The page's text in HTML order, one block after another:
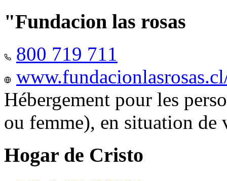
"Fundacion las rosas
800 719 711
Hébergement pour les
ou femme), en situation
Hogar de Cristo